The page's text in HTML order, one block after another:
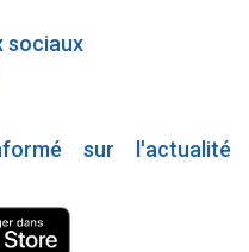
sociaux
sur l'actualité